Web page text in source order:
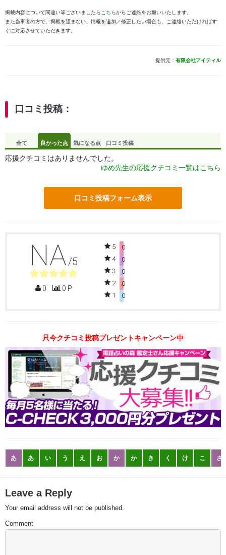
掲載内容について間違い等ございましたら こちらからご連絡をお願いいたします。
また当事者の方で、掲載を望まない、情報を追加／修正したい場合も、ご連絡いただければす
ぐに対応させていただきます。
提供元： 有限会社アイティル
口コミ投稿：
全て 良かった点 気になる点 口コミ投稿
応援クチコミはありませんでした。
ゆめ先生の応援クチコミ一覧はこちら
口コミ投稿フォーム表示
NA /5
0 0 P
5
0
4
0
3
0
2
0
1
0
只今クチコミ投稿プレゼントキャンペーン中
あ あ い う え お か か き く け こ さ
Leave a Reply
Your email address will not be published.
Comment